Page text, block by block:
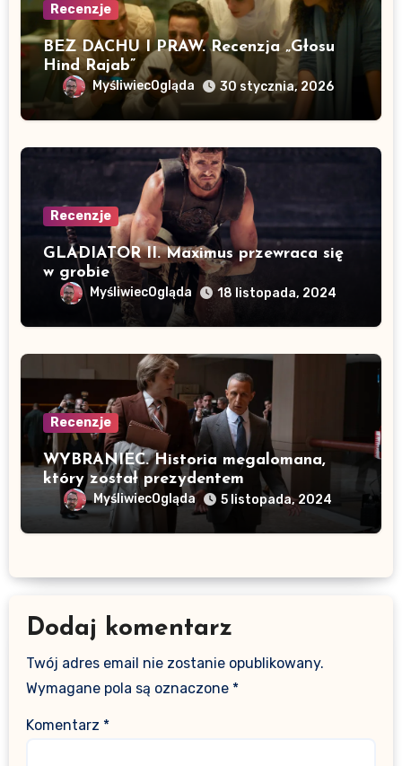
Recenzje
BEZ DACHU I PRAW. Recenzja „Głosu
Hind Rajab”
MyśliwiecOgląda 30 stycznia, 2026
Recenzje
GLADIATOR II. Maximus przewraca się
w grobie
MyśliwiecOgląda 18 listopada, 2024
Recenzje
WYBRANIEC. Historia megalomana,
który został prezydentem
MyśliwiecOgląda 5 listopada, 2024
Dodaj komentarz
Twój adres email nie zostanie opublikowany.
Wymagane pola są oznaczone *
Komentarz *